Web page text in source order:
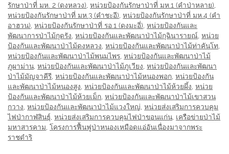
รักษาป่าที่ มห. 2 (ดงหลวง) ,หน่วยป้องกันรักษาป่าที่ มห.1 (คำป่าหลาย)
หน่วยป้องกันรักษาป่าที่ มห.3 (คำชะอี) ,หน่วยป้องกันรักษาป่าที่ มห.4 (คำ
อาฮวน) ,หน่วยป้องกันรักษาป่าที่ รอ.1 (ดงมะอี่) ,หน่วยป้องกันและ
พัฒนาการป่าไม้กุดรัง ,หน่วยป้องกันและพัฒนาป่าไม้กุฉินารายณ์ ,หน่วย
ป้องกันและพัฒนาป่าไม้ดงหลวง ,หน่วยป้องกันและพัฒนาป่าไม้ท่าคันโท
หน่วยป้องกันและพัฒนาป่าไม้พนมไพร ,หน่วยป้องกันและพัฒนาป่าไม้
ภูผาม่าน ,หน่วยป้องกันและพัฒนาป่าไม้ภูเวียง ,หน่วยป้องกันและพัฒนา
ป่าไม้มัญจาคีรี ,หน่วยป้องกันและพัฒนาป่าไม้หนองพอก ,หน่วยป้องกัน
และพัฒนาป่าไม้หนองสูง ,หน่วยป้องกันและพัฒนาป่าไม้ห้วยผึ้ง ,หน่วย
ป้องกันและพัฒนาป่าไม้ห้วยเม็ก ,หน่วยป้องกันและพัฒนาป่าไม้เขาสวน
กวาง ,หน่วยป้องกันและพัฒนาป่าไม้แวงใหญ่​ ,หน่วยส่งเสริมการควบคุม
ไฟป่ากาฬสินธุ์ ,หน่วยส่งเสริมการควบคุมไฟป่าขอนแก่น เครือข่ายป่าไม้
มหาสารคาม ,โครงการฟื้นฟูป่าหนองเหมือดแอ่อันเนื่องมาจากพระ
ราชดำริ